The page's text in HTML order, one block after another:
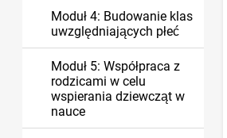
Moduł 4: Budowanie klas
uwzględniających płeć
Moduł 5: Współpraca z
rodzicami w celu
wspierania dziewcząt w
nauce